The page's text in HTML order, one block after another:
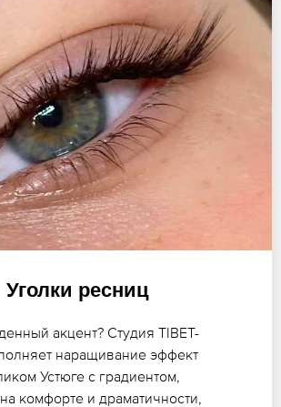
Уголки ресниц
акцент? Студия TIBET-
наращивание эффект
Устюге с градиентом,
комфорте и драматичности,